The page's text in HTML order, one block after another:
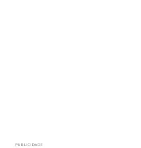
PUBLICIDADE